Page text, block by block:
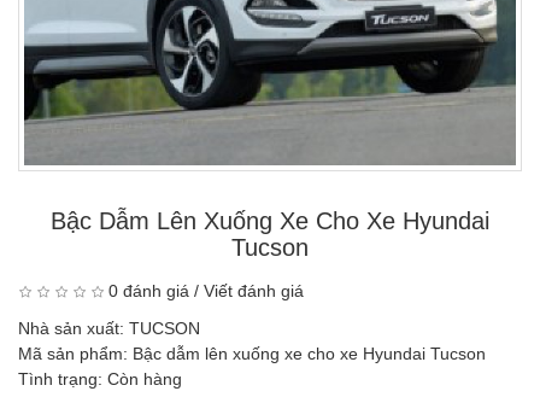
Bậc Dẫm Lên Xuống Xe Cho Xe Hyundai
Tucson
0 đánh giá / Viết đánh giá
Nhà sản xuất: TUCSON
Mã sản phẩm: Bậc dẫm lên xuống xe cho xe Hyundai Tucson
Tình trạng: Còn hàng